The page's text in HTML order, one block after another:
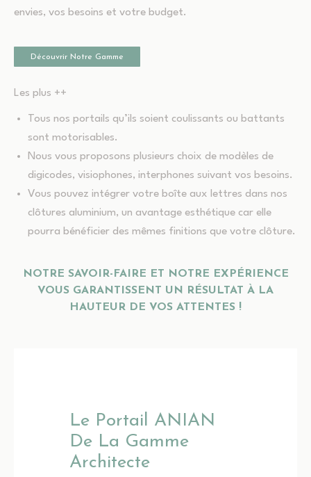
envies, vos besoins et votre budget.
Découvrir Notre Gamme
Les plus ++
Tous nos portails qu’ils soient coulissants ou battants
sont motorisables.
Nous vous proposons plusieurs choix de modèles de
digicodes, visiophones, interphones suivant vos besoins.
Vous pouvez intégrer votre boîte aux lettres dans nos
clôtures aluminium, un avantage esthétique car elle
pourra bénéficier des mêmes finitions que votre clôture.
NOTRE SAVOIR-FAIRE ET NOTRE EXPÉRIENCE
VOUS GARANTISSENT UN RÉSULTAT À LA
HAUTEUR DE VOS ATTENTES !
Le Portail ANIAN
De La Gamme
Architecte